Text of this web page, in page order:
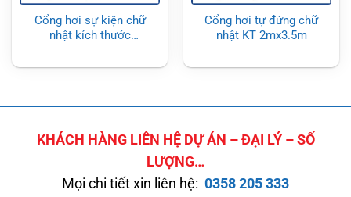
Cổng hơi sự kiện chữ
nhật kích thước
Cổng hơi tự đứng chữ
nhật KT 2mx3.5m
KHÁCH HÀNG LIÊN HỆ DỰ ÁN – ĐẠI LÝ – SỐ
LƯỢNG…
Mọi chi tiết xin liên hệ: 0358 205 333